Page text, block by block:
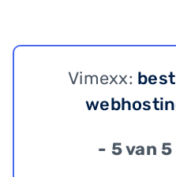
Vimexx:
- 5 van